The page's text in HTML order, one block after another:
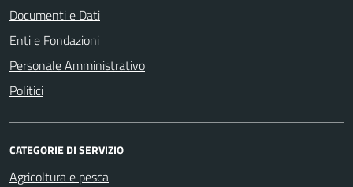
Documenti e Dati
Enti e Fondazioni
Personale Amministrativo
Politici
CATEGORIE DI SERVIZIO
Agricoltura e pesca